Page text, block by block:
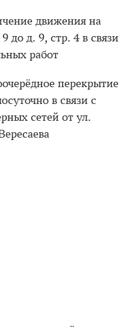
движения на
до д. 9, стр. 4 в связи
работ
перекрытие
в связи с
сетей от ул.